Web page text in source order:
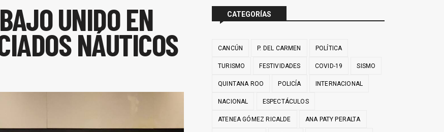
UNIDO EN
NÁUTICOS
CATEGORÍAS
CANCÚN P. DEL CARMEN POLÍTICA
TURISMO FESTIVIDADES COVID-19 SISMO
QUINTANA ROO POLICÍA INTERNACIONAL
NACIONAL ESPECTÁCULOS
ATENEA GÓMEZ RICALDE ANA PATY PERALTA